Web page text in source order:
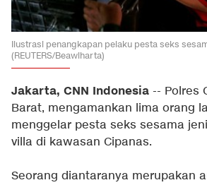
Ilustrasi penangkapan pelaku pesta seks
(REUTERS/Beawiharta)
Jakarta, CNN Indonesia -- Polres
Barat, mengamankan lima orang
menggelar pesta seks sesama
villa di kawasan Cipanas.
Seorang diantaranya merupakan